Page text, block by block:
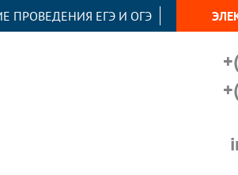
ПРОВЕДЕНИЯ ЕГЭ И ОГЭ